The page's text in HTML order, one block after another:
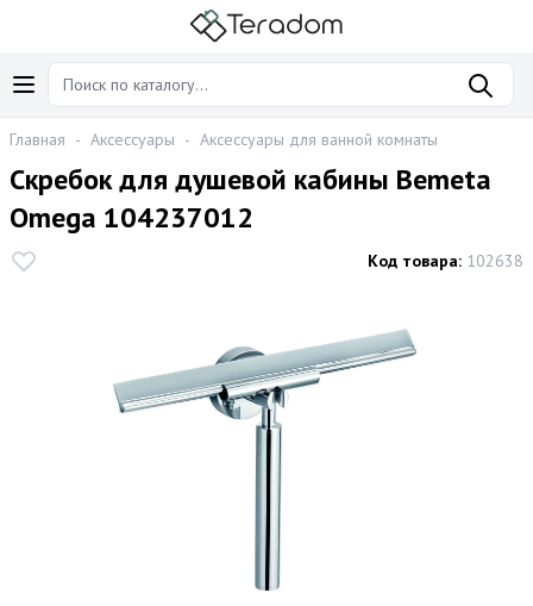
Главная - Аксессуары - Аксессуары для ванной комнаты
Скребок для душевой кабины Bemeta
Omega 104237012
Код товара: 102638